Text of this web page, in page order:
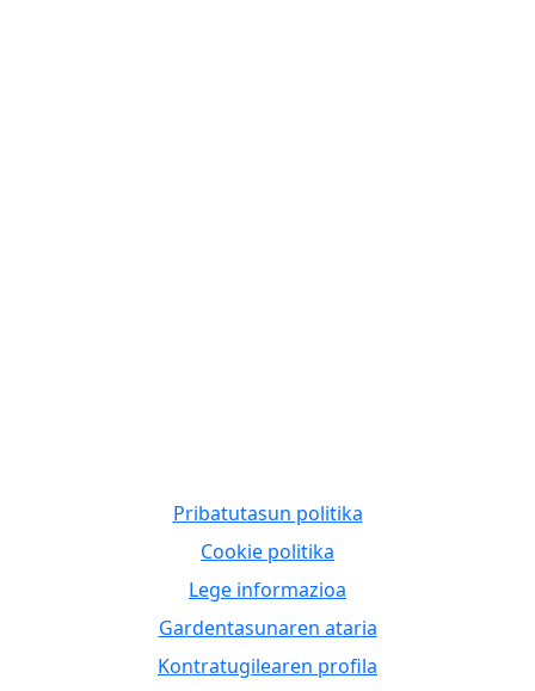
Pribatutasun politika
Cookie politika
Lege informazioa
Gardentasunaren ataria
Kontratugilearen profila